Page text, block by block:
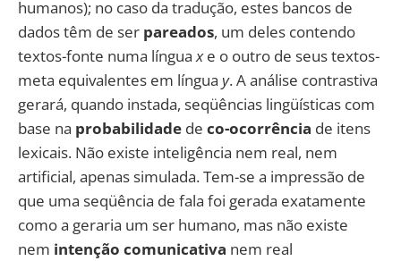
humanos); no caso da tradução, estes bancos de
dados têm de ser pareados, um deles contendo
textos-fonte numa línguaxe o outro de seus textos-
meta equivalentes em língua y. A análise contrastiva
gerará, quando instada, seqüências lingüísticas com
base na probabilidade de co-ocorrência de itens
lexicais. Não existe inteligência nem real, nem
artificial, apenas simulada. Tem-se a impressão de
que uma seqüência de fala foi gerada exatamente
como a geraria um ser humano, mas não existe
nem intenção comunicativa nem real